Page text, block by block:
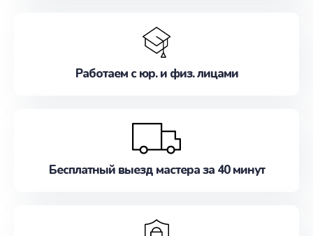
Работаем с юр. и физ. лицами
Бесплатный выезд мастера за 40 минут